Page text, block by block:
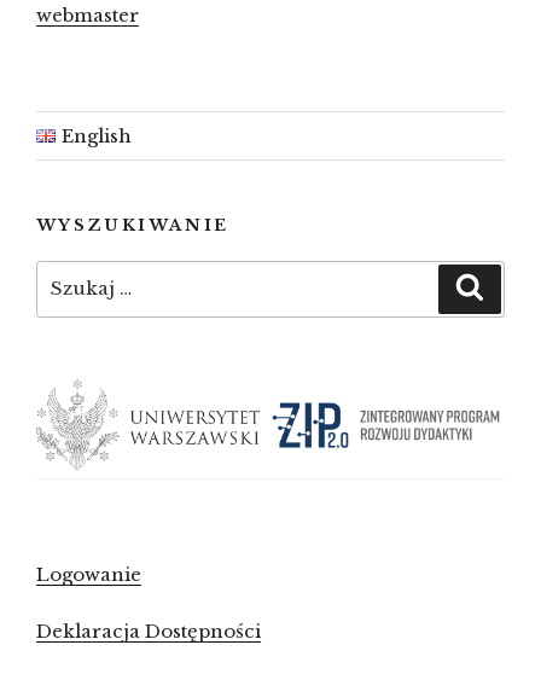
webmaster
English
WYSZUKIWANIE
Logowanie
Deklaracja Dostępności